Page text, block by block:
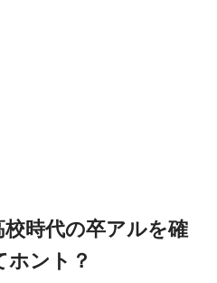
校時代の卒アルを確
ホント？